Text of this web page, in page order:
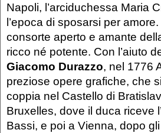
Napoli, l’arciduchessa Maria
l’epoca di sposarsi per
consorte aperto e amante
ricco né potente. Con l’aiuto
Giacomo Durazzo, nel 1776
preziose opere grafiche, che
coppia nel Castello di
Bruxelles, dove il duca riceve
Bassi, e poi a Vienna, dopo